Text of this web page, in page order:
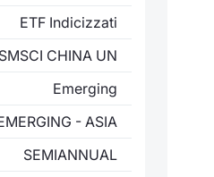
ETF Indicizzati
CHINA UN
Emerging
- ASIA
SEMIANNUAL